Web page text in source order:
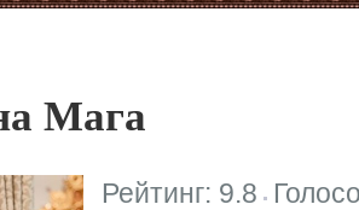
Мага
Рейтинг: 9.8